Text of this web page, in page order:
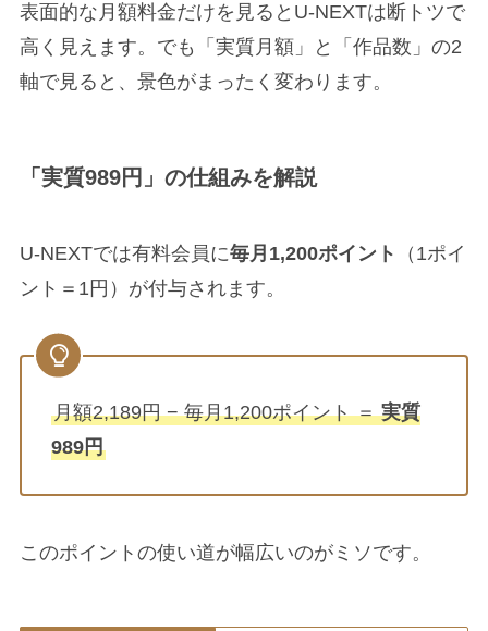
表面的な月額料金だけを見るとU-NEXTは断トツで
高く見えます。でも「実質月額」と「作品数」の2
軸で見ると、景色がまったく変わります。
「実質989円」の仕組みを解説
U-NEXTでは有料会員に毎月1,200ポイント
（1ポイ
ント＝1円）が付与されます。
月額2,189円 − 毎月1,200ポイント ＝実質
989円
このポイントの使い道が幅広いのがミソです。